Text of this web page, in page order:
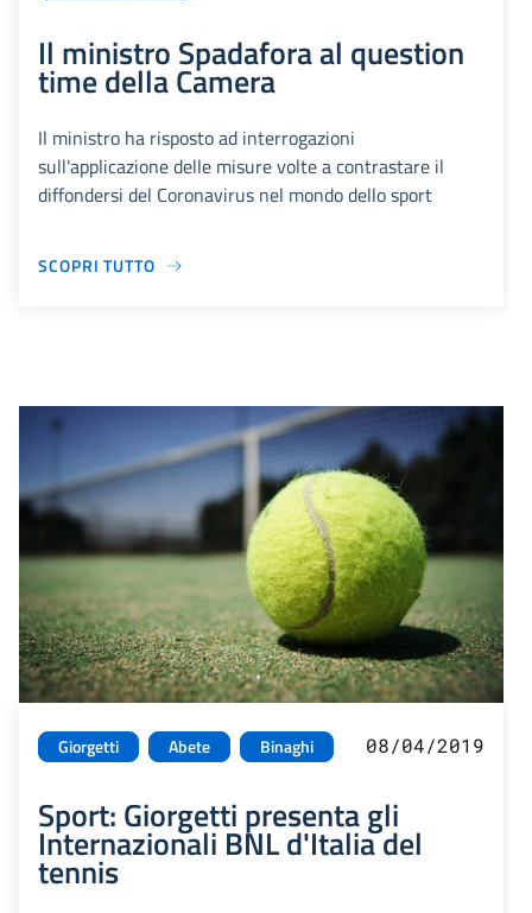
Il ministro Spadafora al question
time della Camera
Il ministro ha risposto ad interrogazioni
sull'applicazione delle misure volte a contrastare il
diffondersi del Coronavirus nel mondo dello sport
SCOPRI TUTTO
Giorgetti Abete Binaghi 08/04/2019
Sport: Giorgetti presenta gli
Internazionali BNL d'Italia del
tennis